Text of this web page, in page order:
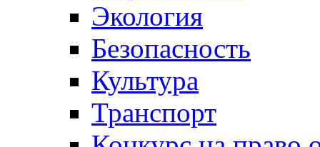
Экология
Безопасность
Культура
Транспорт